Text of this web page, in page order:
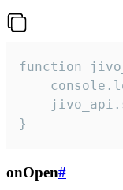
function
}
onOpen#